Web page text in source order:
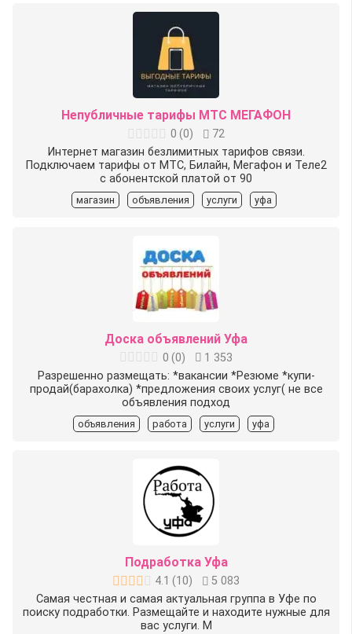
Непубличные тарифы МТС МЕГАФОН
0 (0)
72
Интернет магазин безлимитных тарифов связи.
Подключаем тарифы от МТС, Билайн, Мегафон и Теле2
с абонентской платой от 90
магазин объявления услуги уфа
Доска объявлений Уфа
0 (0)
1 353
Разрешенно размещать: *вакансии *Резюме *купи-
продай(барахолка) *предложения своих услуг( не все
объявления подход
объявления работа услуги уфа
Подработка Уфа
4.1 (10)
5 083
Самая честная и самая актуальная группа в Уфе по
поиску подработки. Размещайте и находите нужные для
вас услуги. М